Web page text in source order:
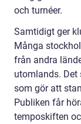
och turnéer.
Samtidigt ger
Många
från andra
utomlands. Det
som gör att
Publiken får
temposkiften